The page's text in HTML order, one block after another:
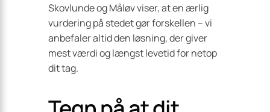
Skovlunde og Måløv viser, at en ærlig
vurdering på stedet gør forskellen – vi
anbefaler altid den løsning, der giver
mest værdi og længst levetid for netop
dit tag.